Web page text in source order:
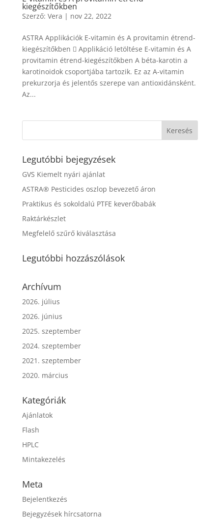
kiegészítőkben
Szerző: Vera | nov 22, 2022
ASTRA Applikációk E-vitamin és A provitamin étrend-
kiegészítőkben  Applikáció letöltése E-vitamin és A
provitamin étrend-kiegészítőkben A béta-karotin a
karotinoidok csoportjába tartozik. Ez az A-vitamin
prekurzorja és jelentős szerepe van antioxidánsként.
Az...
Legutóbbi bejegyzések
GVS Kiemelt nyári ajánlat
ASTRA® Pesticides oszlop bevezető áron
Praktikus és sokoldalú PTFE keverőbabák
Raktárkészlet
Megfelelő szűrő kiválasztása
Legutóbbi hozzászólások
Archívum
2026. július
2026. június
2025. szeptember
2024. szeptember
2021. szeptember
2020. március
Kategóriák
Ajánlatok
Flash
HPLC
Mintakezelés
Meta
Bejelentkezés
Bejegyzések hírcsatorna